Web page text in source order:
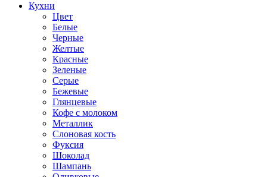
Кухни
Цвет
Белые
Черные
Желтые
Красные
Зеленые
Серые
Бежевые
Глянцевые
Кофе с молоком
Металлик
Слоновая кость
Фуксия
Шоколад
Шампань